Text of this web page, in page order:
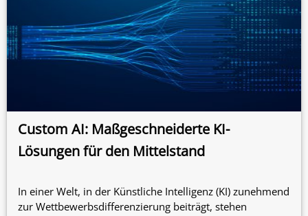
Custom AI: Maßgeschneiderte KI-
Lösungen für den Mittelstand
In einer Welt, in der Künstliche Intelligenz (KI) zunehmend
zur Wettbewerbsdifferenzierung beiträgt, stehen